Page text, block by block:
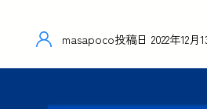
masapoco投稿日 2022年12月